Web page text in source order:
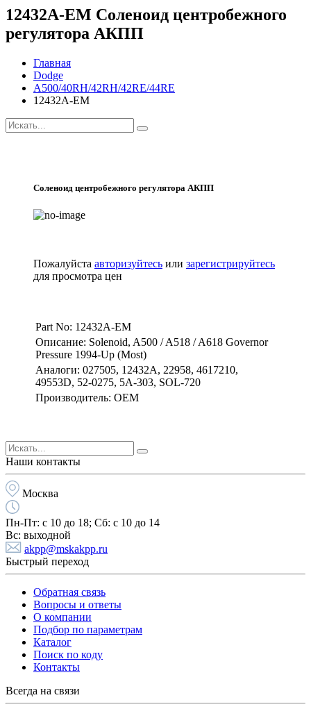
12432A-EM Соленоид центробежного
регулятора АКПП
Главная
Dodge
A500/40RH/42RH/42RE/44RE
12432A-EM
Соленоид центробежного регулятора АКПП
Пожалуйста авторизуйтесь или зарегистрируйтесь
для просмотра цен
Part No: 12432A-EM
Описание: Solenoid, A500 / A518 / A618 Governor
Pressure 1994-Up (Most)
Аналоги: 027505, 12432A, 22958, 4617210,
49553D, 52-0275, 5A-303, SOL-720
Производитель: OEM
Наши контакты
Москва
Пн-Пт: с 10 до 18; Cб: с 10 до 14
Вс: выходной
akpp@mskakpp.ru
Быстрый переход
Обратная связь
Вопросы и ответы
О компании
Подбор по параметрам
Каталог
Поиск по коду
Контакты
Всегда на связи